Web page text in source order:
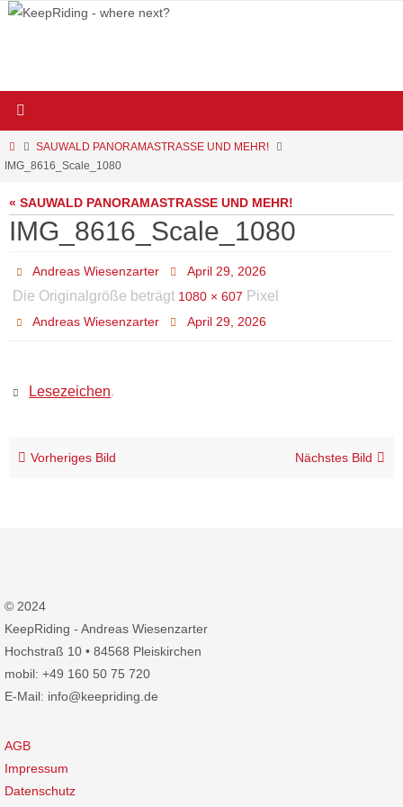
Zum
StartSAUWALD PANORAMASTRASSE UND MEHR!
IMG_8616_Scale_1080
« SAUWALD PANORAMASTRASSE UND MEHR!
IMG_8616_Scale_1080
Andreas Wiesenzarter April 29, 2026
Die Originalgröße beträgt 1080 × 607 Pixel
Andreas Wiesenzarter April 29, 2026
Lesezeichen.
Vorheriges Bild Nächstes Bild
© 2024
KeepRiding - Andreas Wiesenzarter
Hochstraß 10 • 84568 Pleiskirchen
mobil: +49 160 50 75 720
E-Mail: info@keepriding.de
AGB
Impressum
Datenschutz